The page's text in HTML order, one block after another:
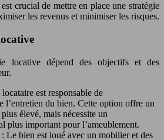
crucial de mettre en place une stratégie
les revenus et minimiser les risques.
locative dépend des objectifs et des
est responsable de
l’entretien du bien. Cette option offre un
élevé, mais nécessite un
plus important pour l’ameublement.
: Le bien est loué avec un mobilier et des